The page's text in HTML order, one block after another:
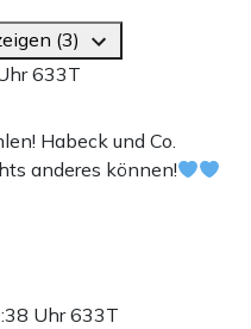
(3)
633T
Habeck und Co.
anderes können!
Uhr633T